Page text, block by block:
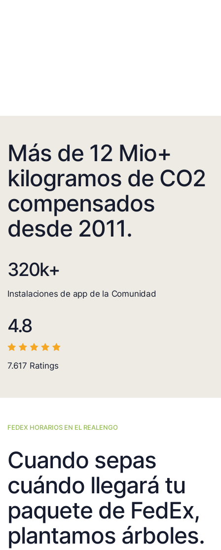
Más de 12 Mio+
kilogramos de CO2
compensados
desde 2011.
320k+
Instalaciones de app de la Comunidad
4.8
7.617 Ratings
FEDEX HORARIOS EN EL REALENGO
Cuando sepas
cuándo llegará tu
paquete de FedEx,
plantamos árboles.